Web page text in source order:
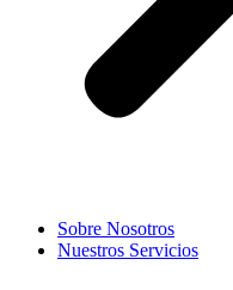
Sobre Nosotros
Nuestros Servicios